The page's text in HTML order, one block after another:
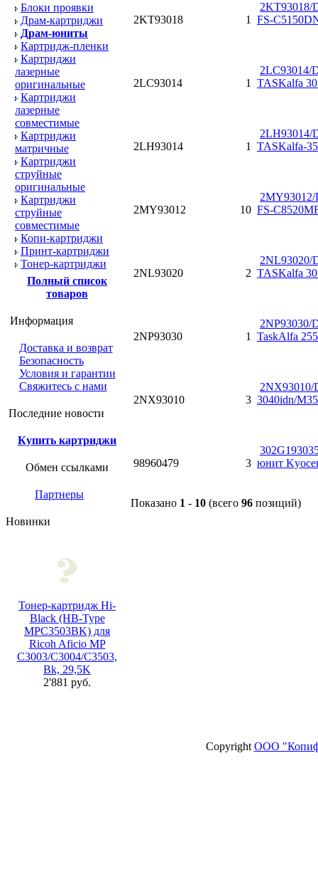
Блоки проявки
Драм-картриджи
Драм-юниты
Картридж-пленки
Картриджи
лазерные
оригинальные
Картриджи
лазерные
совместимые
Картриджи
матричные
Картриджи
струйные
оригинальные
Картриджи
струйные
совместимые
Копи-картриджи
Принт-картриджи
Тонер-картриджи
Полный список
товаров
Информация
Доставка и возврат
Безопасность
Условия и гарантии
Свяжитесь с нами
Последние новости
Купить картриджи
Обмен ссылками
Партнеры
Новинки
Тонер-картридж Hi-
Black (HB-Type
MPC3503BK) для
Ricoh Aficio MP
C3003/C3004/C3503,
Bk, 29,5K
2'881 руб.
2KT93018 1
2KT93018/
FS-
2LC93014 1
2LC93014/
TASKalfa
2LH93014 1
2LH93014/
TASKalfa-
2MY93012 10 FS-
2NL93020 2
2NL93020/
TASKalfa
2NP93030 1
2NP93030/
TaskAlfa
2NX93010 3 3040idn/
98960479 3 юнит
Показано 1 - 10 (всего 96 позиций)
Copyright ООО